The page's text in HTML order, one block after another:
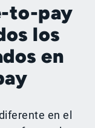
to-pay
los
en
en el